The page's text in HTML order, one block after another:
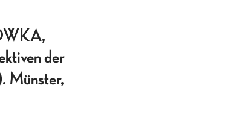
der
Münster,